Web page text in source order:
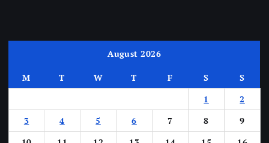
August 2026
M T W T F S
S
1
2
3
4 5 6 7 8
9